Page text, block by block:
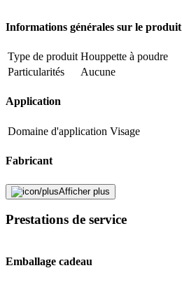
Informations générales sur le produit
Type de produit Houppette à poudre
Particularités
Aucune
Application
Domaine d'application Visage
Fabricant
Nom du fabricant
Garantie du fabricant
Signaler une erreur
Afficher plus
Prestations de service
Emballage cadeau